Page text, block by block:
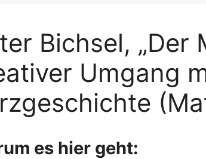
Bichsel, „Der
Umgang
es hier geht: